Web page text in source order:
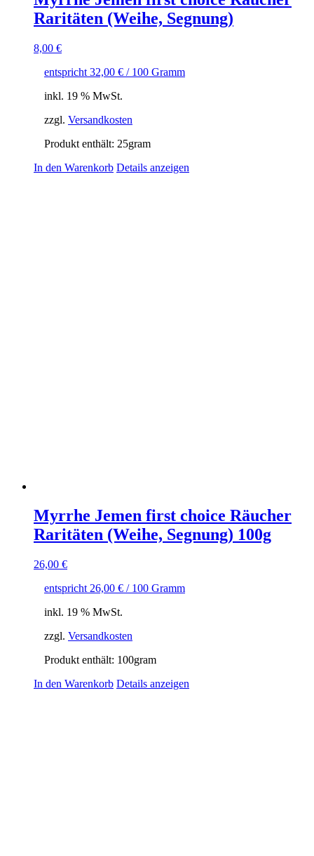
Raritäten (Weihe, Segnung)
8,00 €
entspricht 32,00 € / 100 Gramm
inkl. 19 % MwSt.
zzgl. Versandkosten
Produkt enthält: 25gram
In den Warenkorb Details anzeigen
Myrrhe Jemen first choice Räucher
Raritäten (Weihe, Segnung) 100g
26,00 €
entspricht 26,00 € / 100 Gramm
inkl. 19 % MwSt.
zzgl. Versandkosten
Produkt enthält: 100gram
In den Warenkorb Details anzeigen